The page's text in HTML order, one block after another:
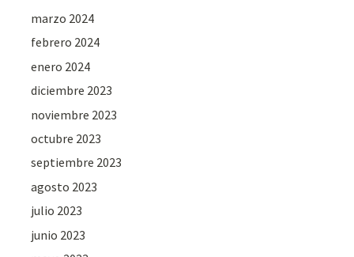
marzo 2024
febrero 2024
enero 2024
diciembre 2023
noviembre 2023
octubre 2023
septiembre 2023
agosto 2023
julio 2023
junio 2023